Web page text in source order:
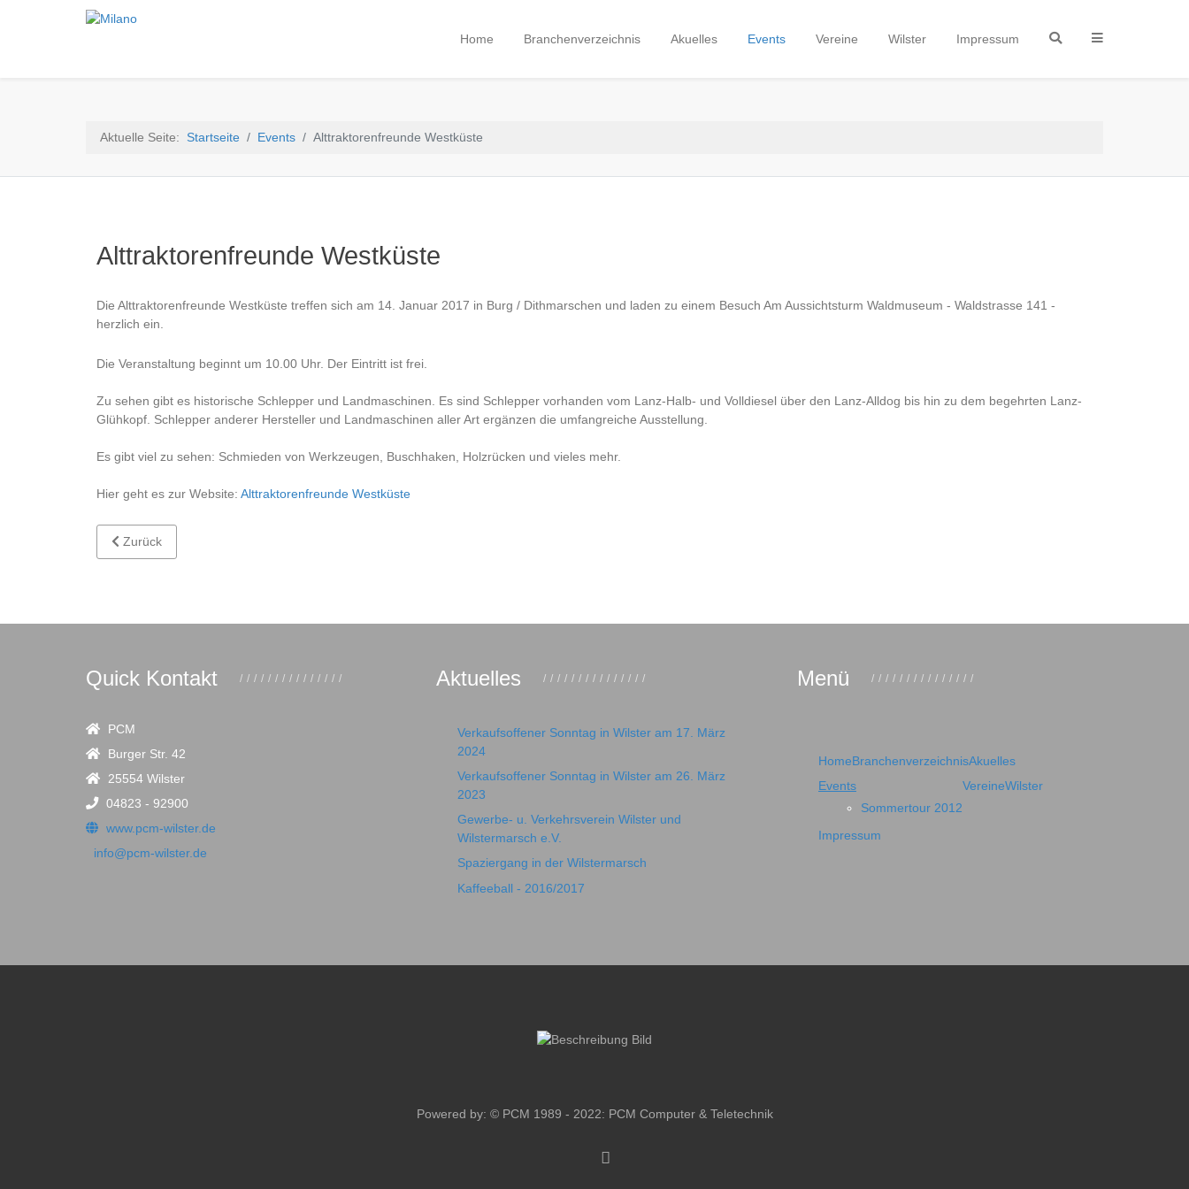
Home Branchenverzeichnis Akuelles Events Vereine Wilster Impressum
Aktuelle Seite: Startseite Events Alttraktorenfreunde Westküste
Alttraktorenfreunde Westküste
Die Alttraktorenfreunde Westküste treffen sich am 14. Januar 2017 in Burg / Dithmarschen und laden zu einem Besuch Am Aussichtsturm Waldmuseum - Waldstrasse 141 -
herzlich ein.
Die Veranstaltung beginnt um 10.00 Uhr. Der Eintritt ist frei.
Zu sehen gibt es historische Schlepper und Landmaschinen. Es sind Schlepper vorhanden vom Lanz-Halb- und Volldiesel über den Lanz-Alldog bis hin zu dem begehrten Lanz-
Glühkopf. Schlepper anderer Hersteller und Landmaschinen aller Art ergänzen die umfangreiche Ausstellung.
Es gibt viel zu sehen: Schmieden von Werkzeugen, Buschhaken, Holzrücken und vieles mehr.
Hier geht es zur Website: Alttraktorenfreunde Westküste
Vorheriger Beitrag: Kaffeeball - 2016/2017
Zurück
Quick Kontakt
PCM
Burger Str. 42
25554 Wilster
04823 - 92900
www.pcm-wilster.de
info@pcm-wilster.de
Aktuelles
Verkaufsoffener Sonntag in Wilster am 17. März
2024
Verkaufsoffener Sonntag in Wilster am 26. März
2023
Gewerbe- u. Verkehrsverein Wilster und
Wilstermarsch e.V.
Spaziergang in der Wilstermarsch
Kaffeeball - 2016/2017
Menü
HomeBranchenverzeichnisAkuelles
Events
Sommertour 2012
VereineWilster
Impressum
Powered by: © PCM 1989 - 2022: PCM Computer & Teletechnik